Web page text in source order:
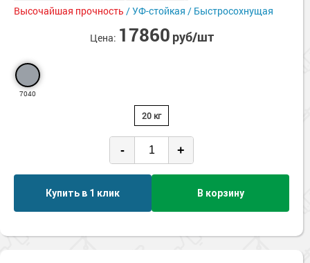
Высочайшая прочность / УФ-стойкая / Быстросохнущая
Цена: 17860 руб/шт
7040
20 кг
- +
Купить в 1 клик В корзину